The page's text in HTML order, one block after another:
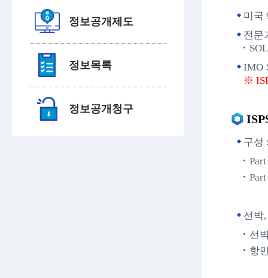
정보공개제도
정보목록
정보공개청구
미국
전문
IMO
※
구성
Part
선박
선
항